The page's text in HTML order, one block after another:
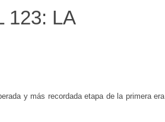
123: LA
y más recordada etapa de la primera era